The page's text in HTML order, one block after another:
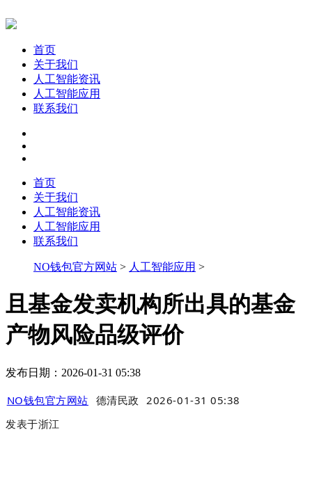
首页
关于我们
人工智能资讯
人工智能应用
联系我们
首页
关于我们
人工智能资讯
人工智能应用
联系我们
NO钱包官方网站 > 人工智能应用 >
且基金发卖机构所出具的基金
产物风险品级评价
发布日期：2026-01-31 05:38
NO钱包官方网站 德清民政
2026-01-31 05:38
发表于浙江